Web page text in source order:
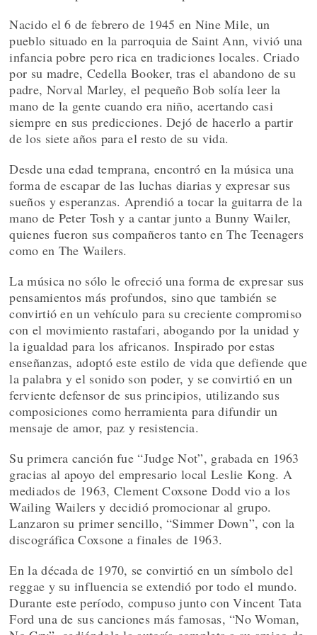
Nacido el 6 de febrero de 1945 en Nine Mile, un
pueblo situado en la parroquia de Saint Ann, vivió una
infancia pobre pero rica en tradiciones locales. Criado
por su madre, Cedella Booker, tras el abandono de su
padre, Norval Marley, el pequeño Bob solía leer la
mano de la gente cuando era niño, acertando casi
siempre en sus predicciones. Dejó de hacerlo a partir
de los siete años para el resto de su vida.
Desde una edad temprana, encontró en la música una
forma de escapar de las luchas diarias y expresar sus
sueños y esperanzas. Aprendió a tocar la guitarra de la
mano de Peter Tosh y a cantar junto a Bunny Wailer,
quienes fueron sus compañeros tanto en The Teenagers
como en The Wailers.
La música no sólo le ofreció una forma de expresar sus
pensamientos más profundos, sino que también se
convirtió en un vehículo para su creciente compromiso
con el movimiento rastafari, abogando por la unidad y
la igualdad para los africanos. Inspirado por estas
enseñanzas, adoptó este estilo de vida que defiende que
la palabra y el sonido son poder, y se convirtió en un
ferviente defensor de sus principios, utilizando sus
composiciones como herramienta para difundir un
mensaje de amor, paz y resistencia.
Su primera canción fue “Judge Not”, grabada en 1963
gracias al apoyo del empresario local Leslie Kong. A
mediados de 1963, Clement Coxsone Dodd vio a los
Wailing Wailers y decidió promocionar al grupo.
Lanzaron su primer sencillo, “Simmer Down”, con la
discográfica Coxsone a finales de 1963.
En la década de 1970, se convirtió en un símbolo del
reggae y su influencia se extendió por todo el mundo.
Durante este período, compuso junto con Vincent Tata
Ford una de sus canciones más famosas, “No Woman,